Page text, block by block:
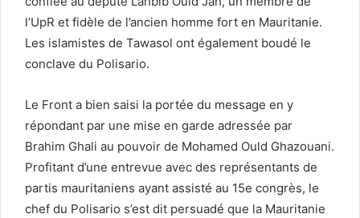
l’UpR et fidèle de l’ancien homme fort en Mauritanie.
Les islamistes de Tawasol ont également boudé le
conclave du Polisario.
Le Front a bien saisi la portée du message en y
répondant par une mise en garde adressée par
Brahim Ghali au pouvoir de Mohamed Ould Ghazouani.
Profitant d’une entrevue avec des représentants de
partis mauritaniens ayant assisté au 15e congrès, le
chef du Polisario s’est dit persuadé que la Mauritanie